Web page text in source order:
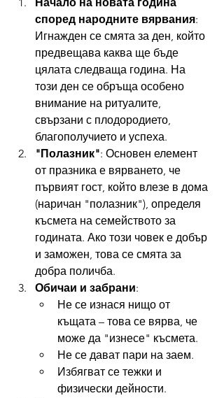
според народните вярвания:
Игнажден се смята за ден, който
предвещава каква ще бъде
цялата следваща година. На
този ден се обръща особено
внимание на ритуалите,
свързани с плодородието,
благополучието и успеха.
"Полазник": Основен елемент
от празника е вярването, че
първият гост, който влезе в дома
(наричан "полазник"), определя
късмета на семейството за
годината. Ако този човек е добър
и заможен, това се смята за
добра поличба.
Обичаи и забрани:
Не се изнася нищо от
къщата – това се вярва, че
може да "изнесе" късмета.
Не се дават пари на заем.
Избягват се тежки и
физически дейности.